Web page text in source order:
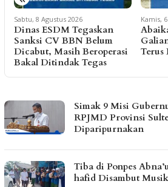
Kamis, 6 Agustus 2026
Abaikan Sanksi ESDM,
Galian C di Sungai Baliara
Terus Beroperasi
Kamis,
Arpan
HARIANPOS.COMSimak 9 Misi
RPJMD Provinsi
Diparipurnakan
Tiba di Ponpes
hafid Disambut